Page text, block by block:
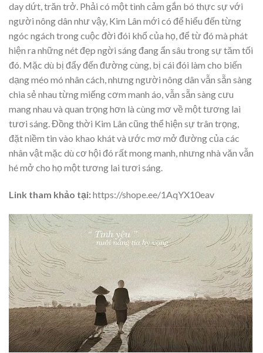
day dứt, trăn trở. Phải có một tình cảm gắn bó thực sự với
người nông dân như vậy, Kim Lân mới có để hiểu đến từng
ngóc ngách trong cuộc đời đói khổ của họ, để từ đó mà phát
hiện ra những nét đẹp ngời sáng đang ẩn sâu trong sự tăm tối
đó. Mặc dù bị đẩy đến đường cùng, bị cái đói làm cho biến
dạng méo mó nhân cách, nhưng người nông dân vẫn sẵn sàng
chia sẻ nhau từng miếng cơm manh áo, vẫn sẵn sàng cưu
mang nhau và quan trọng hơn là cùng mơ về một tương lai
tươi sáng. Đồng thời Kim Lân cũng thể hiện sự trân trọng,
đặt niềm tin vào khao khát và ước mơ mở đường của các
nhân vật mặc dù cơ hội đó rất mong manh, nhưng nhà văn vẫn
hé mở cho họ một tương lai tươi sáng.
Link tham khảo tại:https://shope.ee/1AqYX10eav